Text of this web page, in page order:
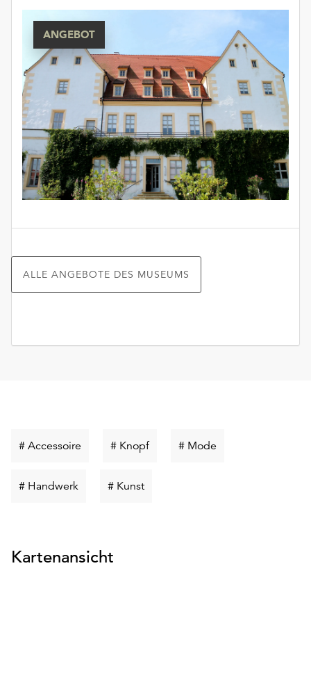
ANGEBOT
ALLE ANGEBOTE DES MUSEUMS
# Accessoire Schlüsselwort
# KnopfSchlüsselwort
# Mode
# Handwerk Schlüsselwort
# KunstSchlüsselwort
Kartenansicht